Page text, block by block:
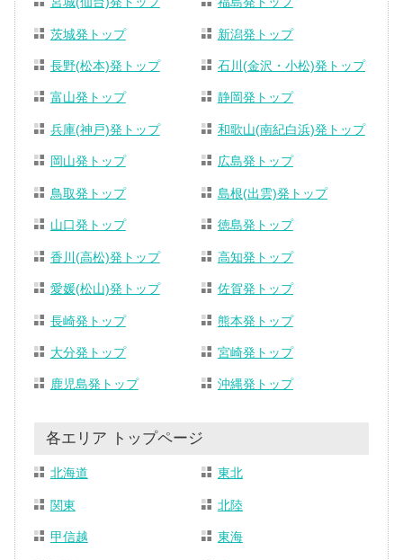
茨城発トップ 新潟発トップ
長野(松本)発トップ 石川(金沢・小松)発トップ
富山発トップ 静岡発トップ
兵庫(神戸)発トップ 和歌山(南紀白浜)発トップ
岡山発トップ 広島発トップ
鳥取発トップ 島根(出雲)発トップ
山口発トップ 徳島発トップ
香川(高松)発トップ 高知発トップ
愛媛(松山)発トップ 佐賀発トップ
長崎発トップ 熊本発トップ
大分発トップ 宮崎発トップ
鹿児島発トップ 沖縄発トップ
各エリア トップページ
北海道 東北
関東 北陸
甲信越 東海